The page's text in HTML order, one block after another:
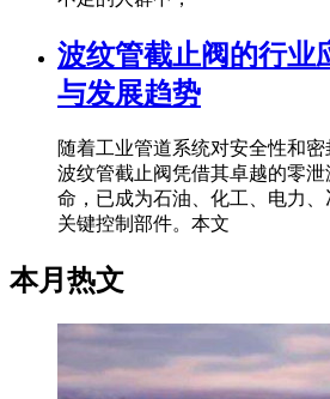
波纹管截止阀的行业
与发展趋势
随着工业管道系统对安全性和密
波纹管截止阀凭借其卓越的零
命，已成为石油、化工、电力
关键控制部件。本文
本月热文